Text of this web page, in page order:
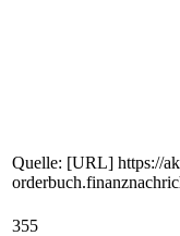
Quelle: [URL] https://
355